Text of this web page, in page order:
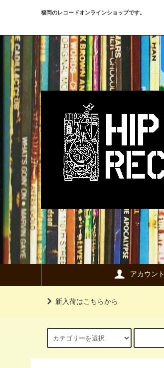
福岡のレコードオンラインショップです。
アカウント
新入荷はこちらから